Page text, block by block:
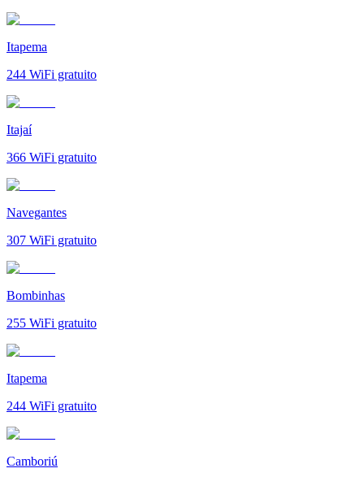
Itapema
244 WiFi gratuito
Itajaí
366 WiFi gratuito
Navegantes
307 WiFi gratuito
Bombinhas
255 WiFi gratuito
Itapema
244 WiFi gratuito
Camboriú